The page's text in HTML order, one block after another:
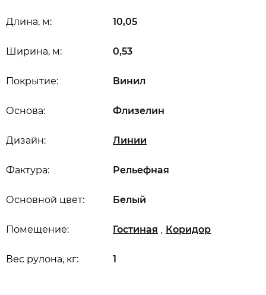
Длина, м: 10,05
Ширина, м: 0,53
Вес рулона, кг: 1
Основной цвет: Белый
Дизайн: Линии
Основа: Флизелин
Покрытие: Винил
Помещение: Гостиная , Коридор
Фактура: Рельефная